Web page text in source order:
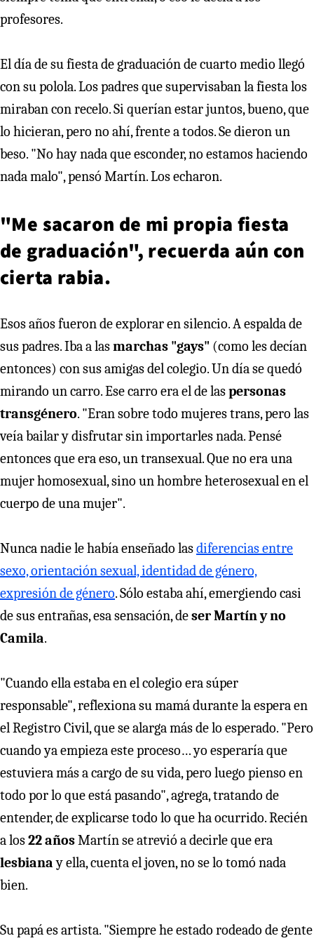
profesores.
El día de su fiesta de graduación de cuarto medio llegó
con su polola. Los padres que supervisaban la fiesta los
miraban con recelo. Si querían estar juntos, bueno, que
lo hicieran, pero no ahí, frente a todos. Se dieron un
beso. "No hay nada que esconder, no estamos haciendo
nada malo", pensó Martín. Los echaron.
"Me sacaron de mi propia fiesta
de graduación", recuerda aún con
cierta rabia.
Esos años fueron de explorar en silencio. A espalda de
sus padres. Iba a lasmarchas "gays" (como les decían
entonces) con sus amigas del colegio. Un día se quedó
mirando un carro. Ese carro era el de laspersonas
transgénero. "Eran sobre todo mujeres trans, pero las
veía bailar y disfrutar sin importarles nada. Pensé
entonces que era eso, un transexual. Que no era una
mujer homosexual, sino un hombre heterosexual en el
cuerpo de una mujer".
Nunca nadie le había enseñado lasdiferencias entre
sexo, orientación sexual, identidad de género,
expresión de género. Sólo estaba ahí, emergiendo casi
de sus entrañas, esa sensación, deser Martín y no
Camila.
"Cuando ella estaba en el colegio era súper
responsable", reflexiona su mamá durante la espera en
el Registro Civil, que se alarga más de lo esperado. "Pero
cuando ya empieza este proceso… yo esperaría que
estuviera más a cargo de su vida, pero luego pienso en
todo por lo que está pasando", agrega, tratando de
entender, de explicarse todo lo que ha ocurrido. Recién
a los22 añosMartín se atrevió a decirle que era
lesbianay ella, cuenta el joven, no se lo tomó nada
bien.
Su papá es artista. "Siempre he estado rodeado de gente